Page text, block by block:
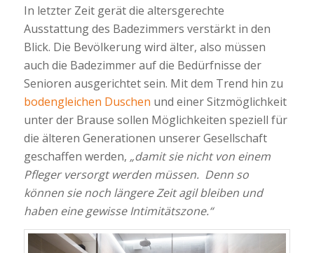
In letzter Zeit gerät die altersgerechte
Ausstattung des Badezimmers verstärkt in den
Blick. Die Bevölkerung wird älter, also müssen
auch die Badezimmer auf die Bedürfnisse der
Senioren ausgerichtet sein. Mit dem Trend hin zu
bodengleichen Duschen und einer Sitzmöglichkeit
unter der Brause sollen Möglichkeiten speziell für
die älteren Generationen unserer Gesellschaft
geschaffen werden, „damit sie nicht von einem
Pfleger versorgt werden müssen. Denn so
können sie noch längere Zeit agil bleiben und
haben eine gewisse Intimitätszone.“